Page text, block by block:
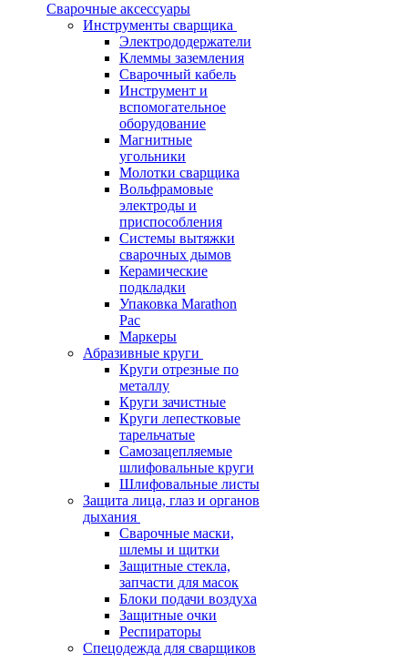
Сварочные аксессуары
Инструменты сварщика
Электрододержатели
Клеммы заземления
Сварочный кабель
Инструмент и
вспомогательное
оборудование
Магнитные
угольники
Молотки сварщика
Вольфрамовые
электроды и
приспособления
Системы вытяжки
сварочных дымов
Керамические
подкладки
Упаковка Marathon
Pac
Маркеры
Абразивные круги
Круги отрезные по
металлу
Круги зачистные
Круги лепестковые
тарельчатые
Самозацепляемые
шлифовальные круги
Шлифовальные листы
Защита лица, глаз и органов
дыхания
Сварочные маски,
шлемы и щитки
Защитные стекла,
запчасти для масок
Блоки подачи воздуха
Защитные очки
Респираторы
Спецодежда для сварщиков